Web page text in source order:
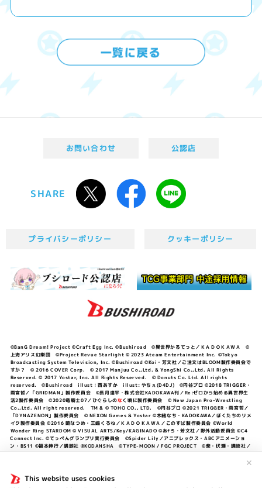
This website uses cookies
✕
お問い合わせ 公認店
SHARE
プライバシーポリシー クッキーポリシー
©BanG Dream! Project ©Craft Egg Inc. ©Bushiroad ©異世界かるてっと／ＫＡＤＯＫＡＷＡ ©
上海アリス幻樂団 ©Project Revue Starlight © 2023 Ateam Entertainment Inc. ©Tokyo
Broadcasting System Television, Inc. ©Bushiroad ©Koi・芳文社／ご注文はBLOOM製作委員会で
すか？ © 2016 COVER Corp. © 2017 Manjuu Co.,Ltd. & YongShi Co.,Ltd. All Rights
Reserved. © 2017 Yostar, Inc. All Rights Reserved. © Donuts Co. Ltd. All rights
reserved. ©Bushiroad illust：西あすか illust: やちぇ(D4DJ) ©円谷プロ ©2018 TRIGGER・
雨宮哲／「GRIDMAN」製作委員会 ©長月達平・株式会社KADOKAWA刊／Re:ゼロから始める異世界生
活2製作委員会 ©2020竜騎士07／ひぐらしのなく頃に製作委員会 © New Japan Pro-Wrestling
Co.,Ltd. All right reserved. TM & © TOHO CO., LTD. ©円谷プロ ©2021 TRIGGER・雨宮哲／
「DYNAZENON」製作委員会 © NEXON Games & Yostar ©木緒なち・KADOKAWA／ぼくたちのリメ
イク製作委員会 ©2016 暁なつめ・三嶋くろね／ＫＡＤＯＫＡＷＡ／このすば製作委員会 ©World
Wonder Ring STARDOM © VISUAL ARTS/Key/KAGINADO ©あfろ・芳文社／野外活動委員会 ©C4
Connect Inc. ©てっぺんグランプリ実行委員会 ©Spider Lily／アニプレックス・ABCアニメーショ
ン・BS11 ©福本伸行／講談社 ®KODANSHA ©TYPE-MOON / FGC PROJECT ©柴・伏瀬・講談社／
©中村力斗・野澤ゆき子／集英社・君のことが大大大大大好きな製作委員会 ©IIS-P／ぽんのみち製作委
員会 ©円谷プロ ©2023 TRIGGER・雨宮哲／「劇場版グリッドマンユニバース」製作委員会 © NEXON